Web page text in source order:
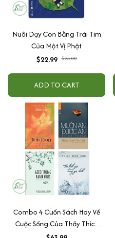
Nuôi Dạy Con Bằng Trái Tim
Của Một Vị Phật
$22.99 $25.00
ADD TO CART
Combo 4 Cuốn Sách Hay Về
Cuộc Sống Của Thầy Thích
Nhất Hạnh